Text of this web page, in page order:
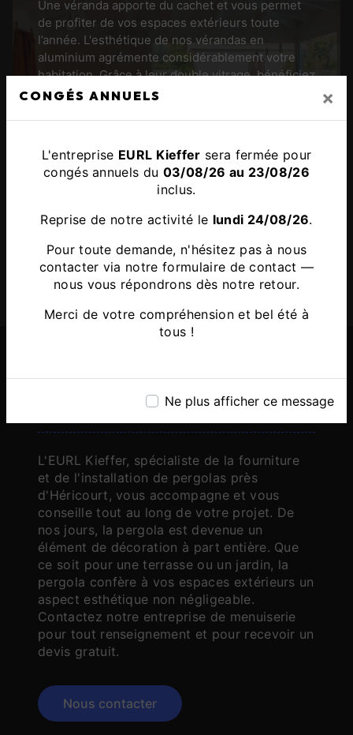
CONGÉS ANNUELS ×
L'entreprise EURL Kieffer sera fermée pour
congés annuels du 03/08/26 au 23/08/26
inclus.
Reprise de notre activité le lundi 24/08/26.
Pour toute demande, n'hésitez pas à nous
contacter via notreformulaire de contact —
nous vous répondrons dès notre retour.
Merci de votre compréhension et bel été à
tous !
Ne plus afficher ce message
Une véranda apporte du cachet et vous permet
de profiter de vos espaces extérieurs toute
l’année. L'esthétique de nos vérandas en
aluminium agrémente considérablement votre
habitation. Grâce à leur double vitrage, bénéficiez
d’une très bonne isolation thermique et phonique
VENTE ET INSTALLATION DE
L'EURL Kieffer, spécialiste de la fourniture
et de l'installation de pergolas près
d'Héricourt, vous accompagne et vous
conseille tout au long de votre projet. De
nos jours, la pergola est devenue un
élément de décoration à part entière. Que
ce soit pour une terrasse ou un jardin, la
pergola confère à vos espaces extérieurs un
aspect esthétique non négligeable.
Contactez notre entreprise de menuiserie
pour tout renseignement et pour recevoir un
devis gratuit.
Nous contacter